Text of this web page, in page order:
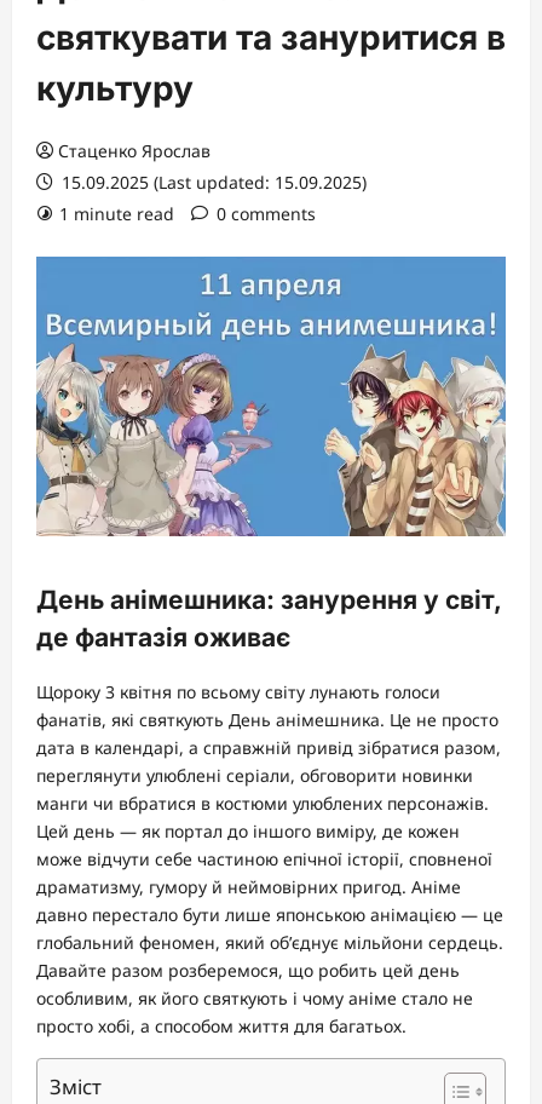
святкувати та зануритися в
культуру
Стаценко Ярослав
15.09.2025 (Last updated: 15.09.2025)
1 minute read
0 comments
День анімешника: занурення у світ,
де фантазія оживає
Щороку 3 квітня по всьому світу лунають голоси
фанатів, які святкують День анімешника. Це не просто
дата в календарі, а справжній привід зібратися разом,
переглянути улюблені серіали, обговорити новинки
манги чи вбратися в костюми улюблених персонажів.
Цей день — як портал до іншого виміру, де кожен
може відчути себе частиною епічної історії, сповненої
драматизму, гумору й неймовірних пригод. Аніме
давно перестало бути лише японською анімацією — це
глобальний феномен, який об’єднує мільйони сердець.
Давайте разом розберемося, що робить цей день
особливим, як його святкують і чому аніме стало не
просто хобі, а способом життя для багатьох.
Зміст